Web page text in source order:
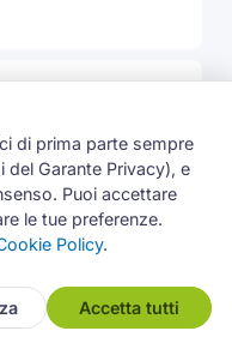
Whirlpool
del vano
che faticava a
defrost si gelava
e rimesso il
sportello.
di prima parte sempre
Garante Privacy), e
Puoi accettare
le tue preferenze.
Policy.
Accetta tutti